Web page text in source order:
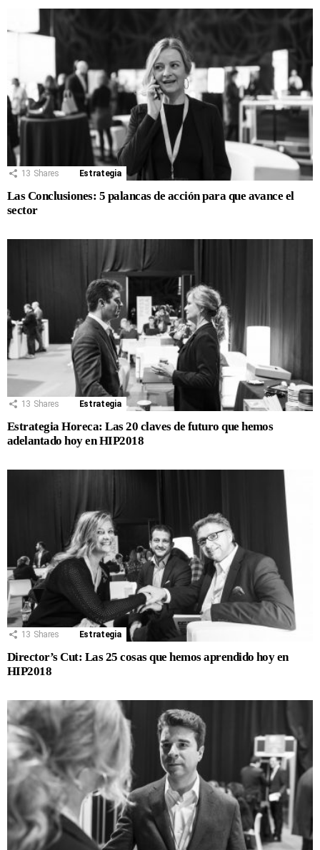
13 Shares Estrategia
Las Conclusiones: 5 palancas de acción para que avance el
sector
13 Shares Estrategia
Estrategia Horeca: Las 20 claves de futuro que hemos
adelantado hoy en HIP2018
13 Shares Estrategia
Director’s Cut: Las 25 cosas que hemos aprendido hoy en
HIP2018